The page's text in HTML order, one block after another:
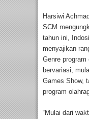
Harsiwi
SCM
tahun ini,
menyajikan
Genre
bervariasi,
Games Show,
program
“Mulai dari